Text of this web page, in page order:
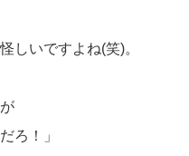
しいですよね(笑)。
ろ！」